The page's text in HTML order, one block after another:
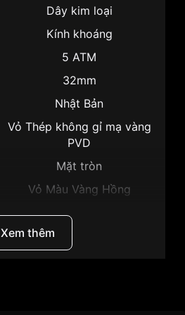
Dây kim loại
Kính khoáng
5 ATM
32mm
Nhật Bản
Vỏ Thép không gỉ mạ vàng
PVD
Mặt tròn
Vỏ Màu Vàng Hồng
Sang trọng
Giờ, Phút, Giây
Xem thêm